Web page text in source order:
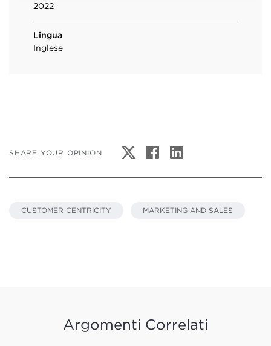
2022
Lingua
Inglese
SHARE YOUR OPINION
CUSTOMER CENTRICITY MARKETING AND SALES
Argomenti Correlati